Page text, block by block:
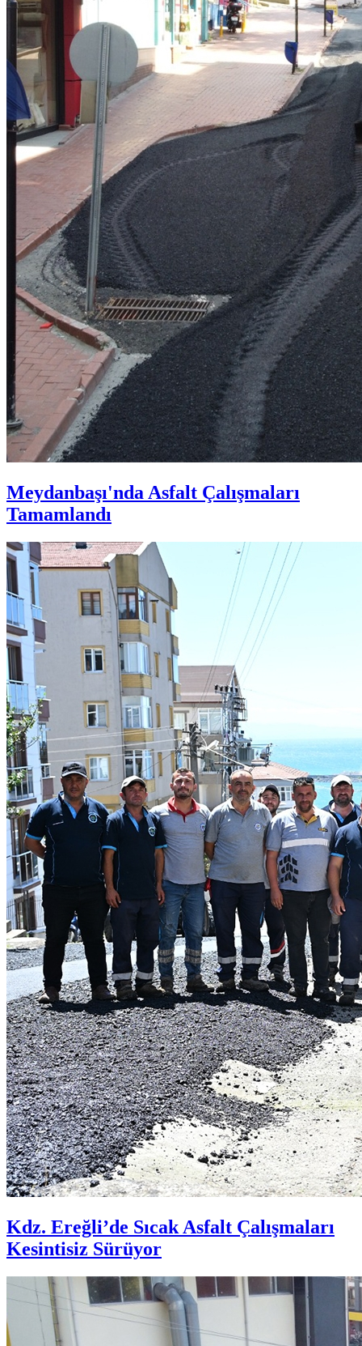
Meydanbaşı'nda Asfalt Çalışmaları
Tamamlandı
Kdz. Ereğli’de Sıcak Asfalt Çalışmaları
Kesintisiz Sürüyor